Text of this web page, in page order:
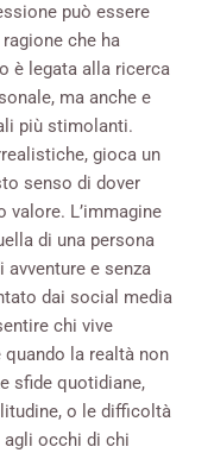
può essere
che ha
è legata alla ricerca
ma anche e
più stimolanti.
gioca un
senso di dover
L’immagine
di una persona
avventure e senza
dai social media
chi vive
quando la realtà non
sfide quotidiane,
o le difficoltà
occhi di chi